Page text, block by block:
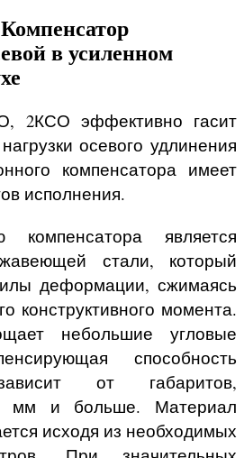
в усиленном
2КСО эффективно гасит
осевого удлинения
компенсатора имеет
исполнения.
компенсатора является
стали, который
деформации, сжимаясь
конструктивного момента.
небольшие угловые
способность
от габаритов,
мм и больше. Материал
исходя из необходимых